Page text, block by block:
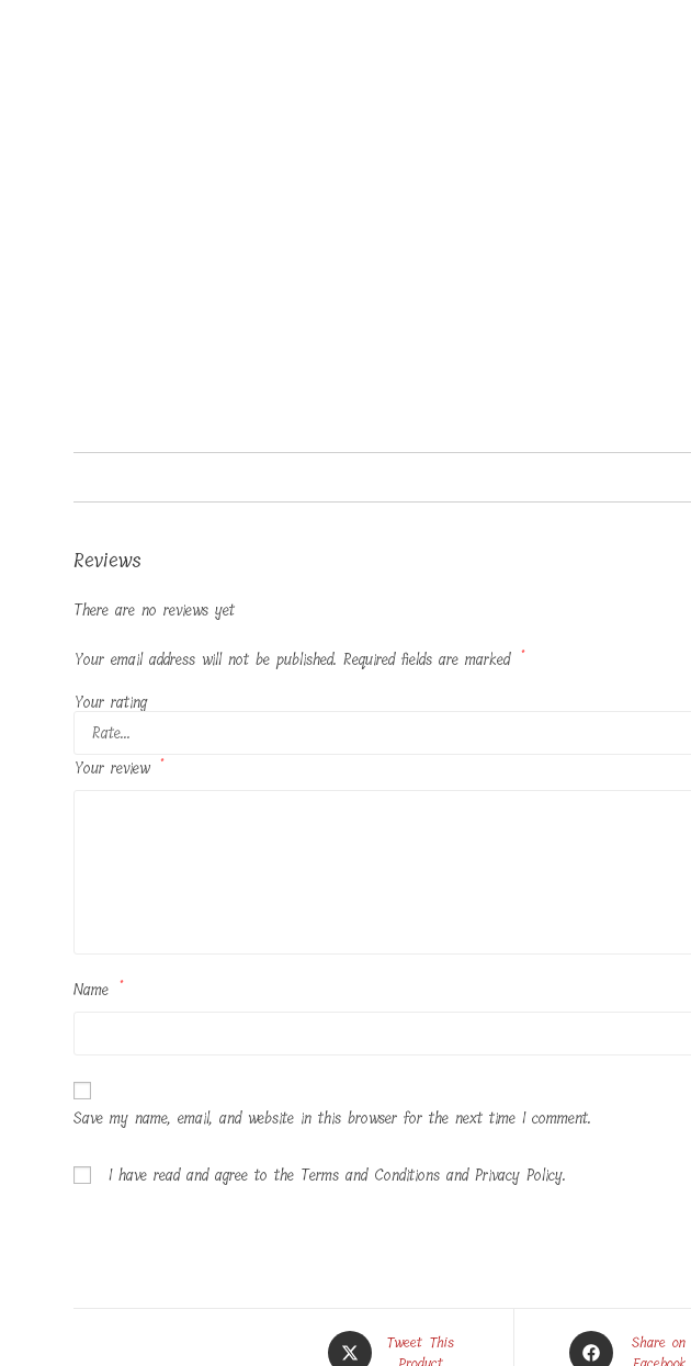
Reviews
There are no reviews yet
Your email address will not be published. Required fields are marked *
Your rating
Your review *
Name *
Save my name, email, and website in this browser for the next time I comment.
I have read and agree to the Terms and Conditions and Privacy Policy.
Opens
Tweet This
Opens
Share on